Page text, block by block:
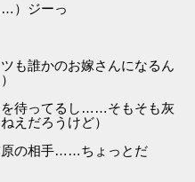
）ジーっ
も誰かのお嫁さんになるん
待ってるし……そもそも灰
えだろうけど）
の相手……ちょっとだ